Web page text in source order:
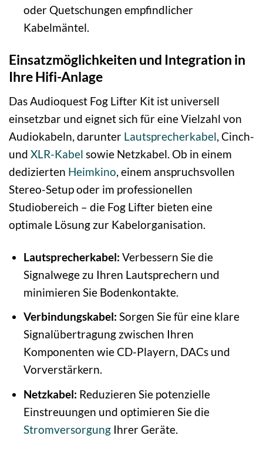
oder Quetschungen empfindlicher
Kabelmäntel.
Einsatzmöglichkeiten und Integration in
Ihre Hifi-Anlage
Das Audioquest Fog Lifter Kit ist universell
einsetzbar und eignet sich für eine Vielzahl von
Audiokabeln, darunter Lautsprecherkabel, Cinch-
und XLR-Kabel sowie Netzkabel. Ob in einem
dedizierten Heimkino, einem anspruchsvollen
Stereo-Setup oder im professionellen
Studiobereich – die Fog Lifter bieten eine
optimale Lösung zur Kabelorganisation.
Lautsprecherkabel: Verbessern Sie die
Signalwege zu Ihren Lautsprechern und
minimieren Sie Bodenkontakte.
Verbindungskabel: Sorgen Sie für eine klare
Signalübertragung zwischen Ihren
Komponenten wie CD-Playern, DACs und
Vorverstärkern.
Netzkabel: Reduzieren Sie potenzielle
Einstreuungen und optimieren Sie die
StromversorgungIhrer Geräte.